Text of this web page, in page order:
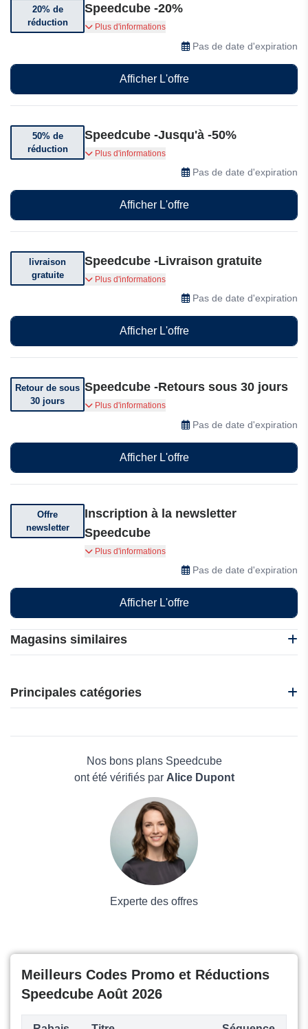
Magasins similaires
EasySMX
Gamivo
Kendama France
Principales catégories
Maison & JardinNos bons plans Speedcube
ont été vérifiés par Alice Dupont
Experte des offres
20% de
réduction
Speedcube -20%
Bénéficiez de 20% de réduction sur votre
Plus d'informations
Pas de date d'expiration
Afficher L'offre
50% de
réduction
Speedcube -Jusqu'à -50%
Bénéficiez jusqu'à 50% de réduction sur une
Plus d'informations
Pas de date d'expiration
Afficher L'offre
livraison
gratuite
Speedcube -Livraison gratuite
Livraison offerte. Voir conditions générales.
Plus d'informations
Pas de date d'expiration
Afficher L'offre
Retour de sous
30 jours
Speedcube -Retours sous 30 jours
Vous pouvez retourner votre commande dans
les 30 jours suivant sa réception.
Plus d'informations
Pas de date d'expiration
Afficher L'offre
Offre
newsletter
Inscription à la newsletter
Speedcube
Abonnez-vous pour recevoir des offres
Plus d'informations
Pas de date d'expiration
Afficher L'offre
Meilleurs Codes Promo et Réductions
Speedcube Août 2026